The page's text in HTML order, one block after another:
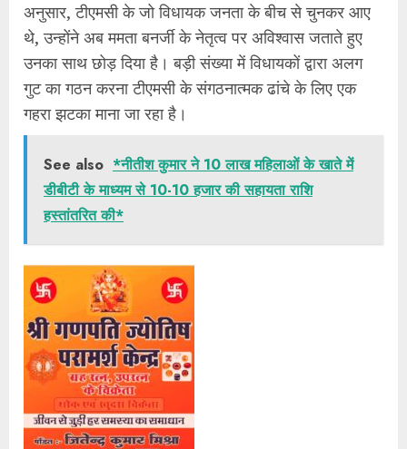
अनुसार, टीएमसी के जो विधायक जनता के बीच से चुनकर आए
थे, उन्होंने अब ममता बनर्जी के नेतृत्व पर अविश्वास जताते हुए
उनका साथ छोड़ दिया है। बड़ी संख्या में विधायकों द्वारा अलग
गुट का गठन करना टीएमसी के संगठनात्मक ढांचे के लिए एक
गहरा झटका माना जा रहा है।
See also *नीतीश कुमार ने 10 लाख महिलाओं के खाते में
डीबीटी के माध्यम से 10-10 हजार की सहायता राशि
हस्तांतरित की*